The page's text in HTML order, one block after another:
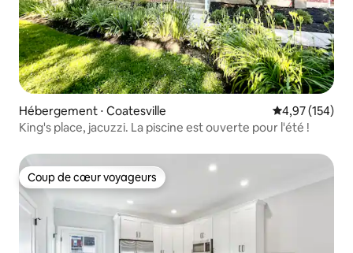
Hébergement ⋅ Coatesville Évaluation
4,97 (154)
King's place, jacuzzi. La piscine est ouverte pour l'été !
Coup de cœur voyageurs
Coup de cœur voyageurs